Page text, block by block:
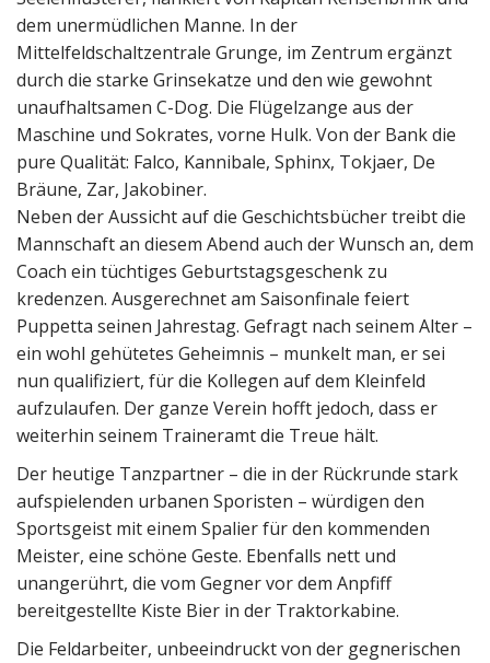
dem unermüdlichen Manne. In der
Mittelfeldschaltzentrale Grunge, im Zentrum ergänzt
durch die starke Grinsekatze und den wie gewohnt
unaufhaltsamen C-Dog. Die Flügelzange aus der
Maschine und Sokrates, vorne Hulk. Von der Bank die
pure Qualität: Falco, Kannibale, Sphinx, Tokjaer, De
Bräune, Zar, Jakobiner.
Neben der Aussicht auf die Geschichtsbücher treibt die
Mannschaft an diesem Abend auch der Wunsch an, dem
Coach ein tüchtiges Geburtstagsgeschenk zu
kredenzen. Ausgerechnet am Saisonfinale feiert
Puppetta seinen Jahrestag. Gefragt nach seinem Alter –
ein wohl gehütetes Geheimnis – munkelt man, er sei
nun qualifiziert, für die Kollegen auf dem Kleinfeld
aufzulaufen. Der ganze Verein hofft jedoch, dass er
weiterhin seinem Traineramt die Treue hält.
Der heutige Tanzpartner – die in der Rückrunde stark
aufspielenden urbanen Sporisten – würdigen den
Sportsgeist mit einem Spalier für den kommenden
Meister, eine schöne Geste. Ebenfalls nett und
unangerührt, die vom Gegner vor dem Anpfiff
bereitgestellte Kiste Bier in der Traktorkabine.
Die Feldarbeiter, unbeeindruckt von der gegnerischen